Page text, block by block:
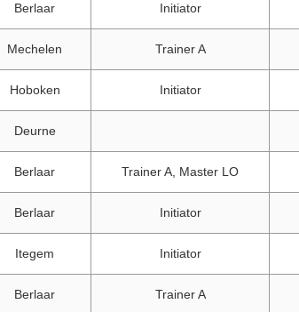
Berlaar Initiator
Mechelen Trainer A
Hoboken Initiator
Deurne
Berlaar Trainer A, Master LO
Berlaar Initiator
Itegem Initiator
Berlaar Trainer A